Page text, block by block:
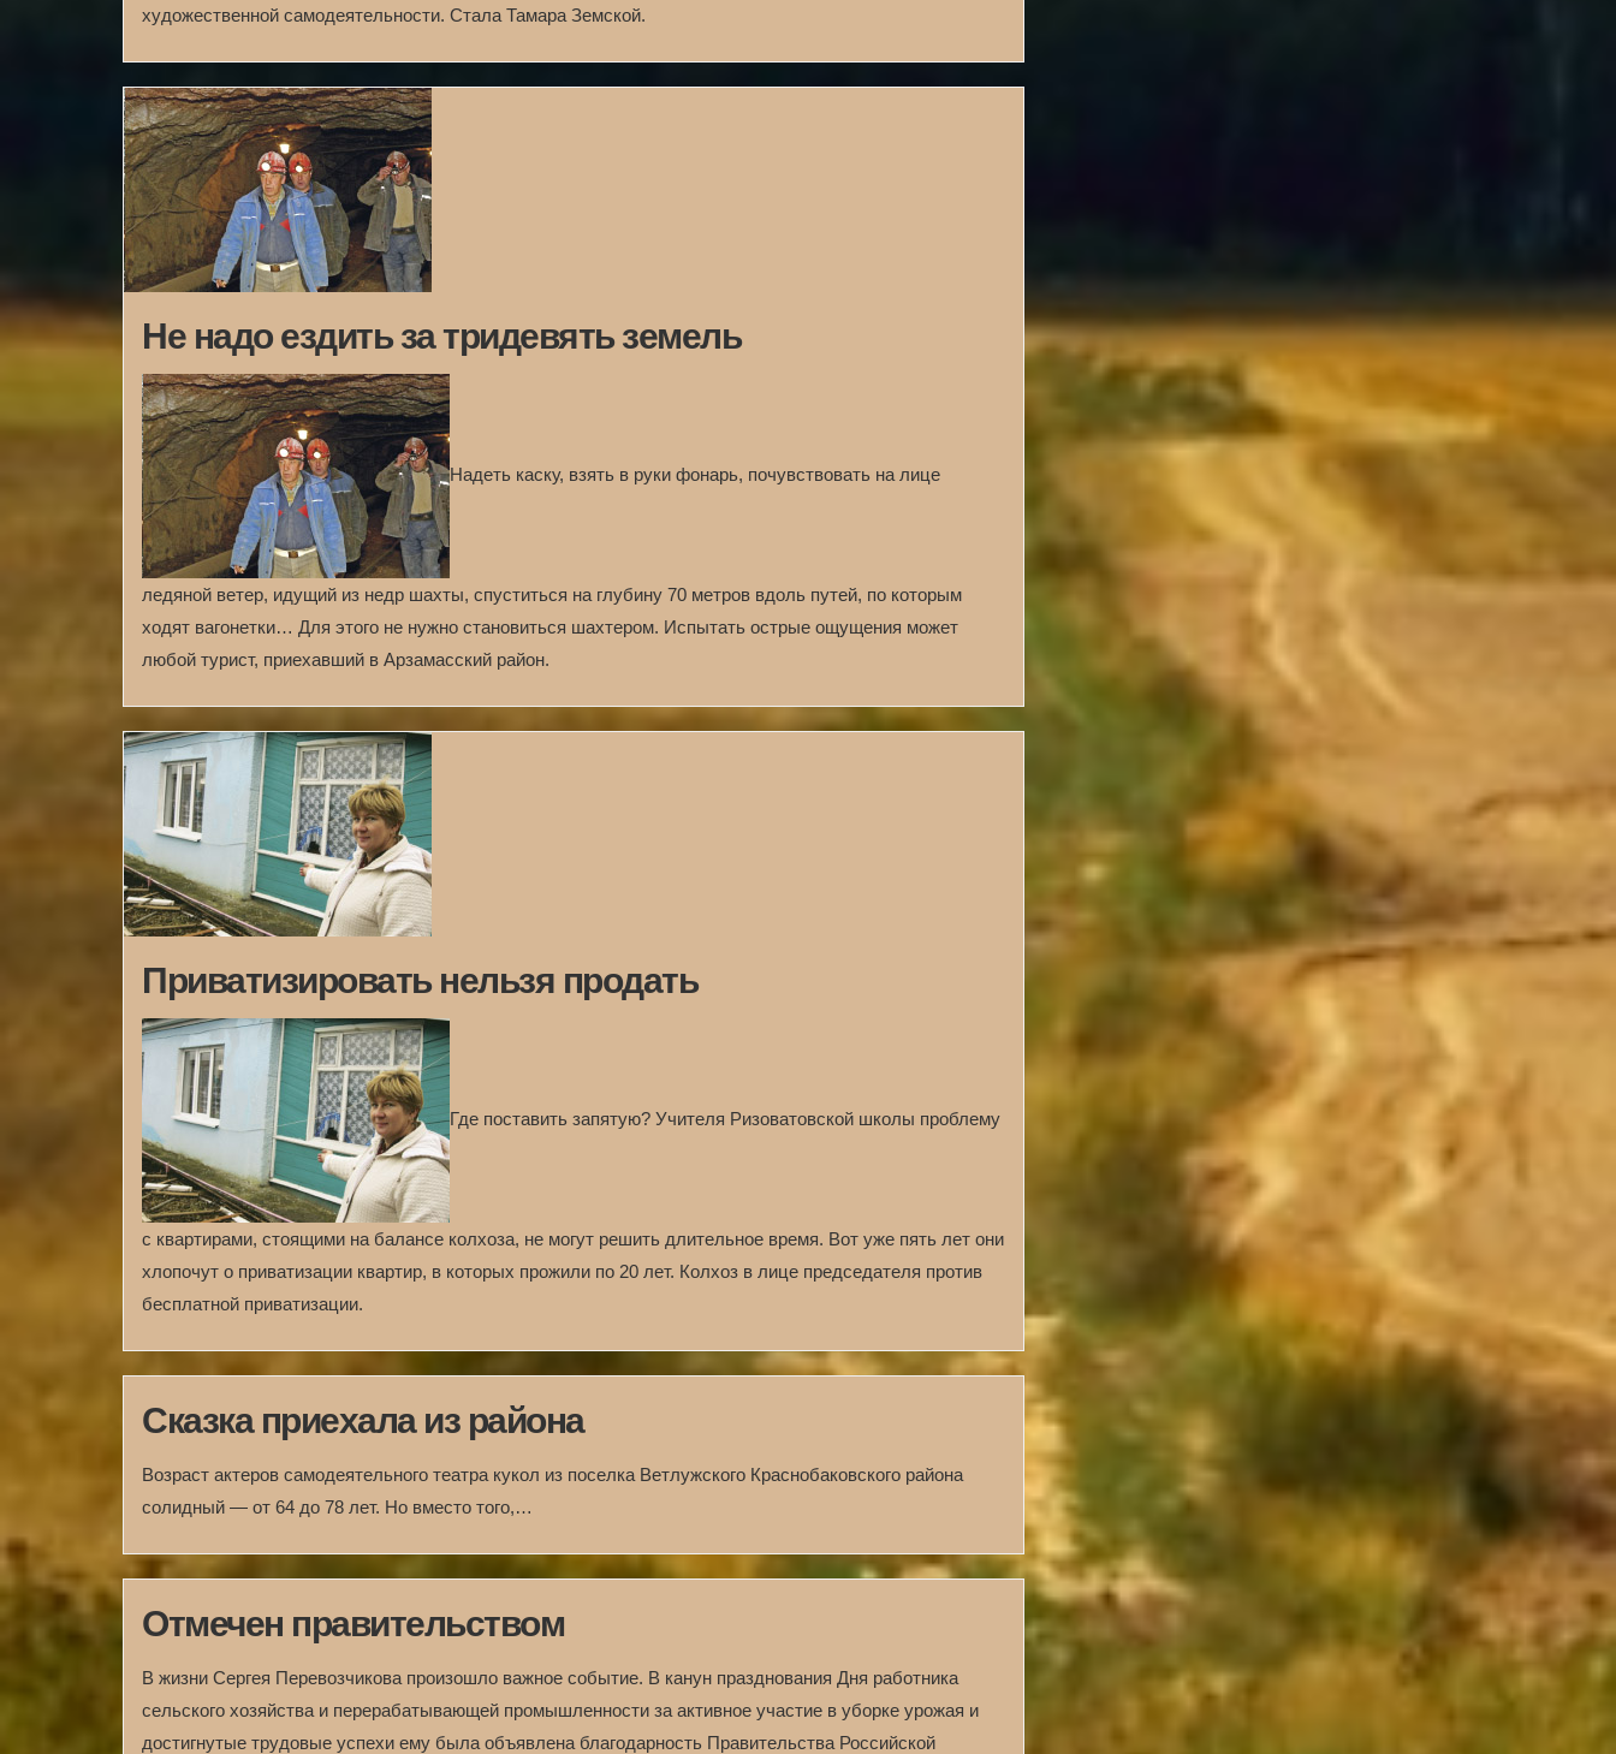
художественной самодеятельности. Стала Тамара Земской.
Не надо ездить за тридевять земель
Надеть каску, взять в руки фонарь, почувствовать на лице
ледяной ветер, идущий из недр шахты, спуститься на глубину 70 метров вдоль путей, по которым
ходят вагонетки… Для этого не нужно становиться шахтером. Испытать острые ощущения может
любой турист, приехавший в Арзамасский район.
Приватизировать нельзя продать
Где поставить запятую? Учителя Ризоватовской школы проблему
с квартирами, стоящими на балансе колхоза, не могут решить длительное время. Вот уже пять лет они
хлопочут о приватизации квартир, в которых прожили по 20 лет. Колхоз в лице председателя против
бесплатной приватизации.
Сказка приехала из района
Возраст актеров самодеятельного театра кукол из поселка Ветлужского Краснобаковского района
солидный — от 64 до 78 лет. Но вместо того,…
Отмечен правительством
В жизни Сергея Перевозчикова произошло важное событие. В канун празднования Дня работника
сельского хозяйства и перерабатывающей промышленности за активное участие в уборке урожая и
достигнутые трудовые успехи ему была объявлена благодарность Правительства Российской